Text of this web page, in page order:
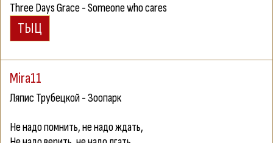
Three Days Grace - Someone who cares
Mira11
Ляпис Трубецкой - Зоопарк
Не надо помнить, не надо ждать,